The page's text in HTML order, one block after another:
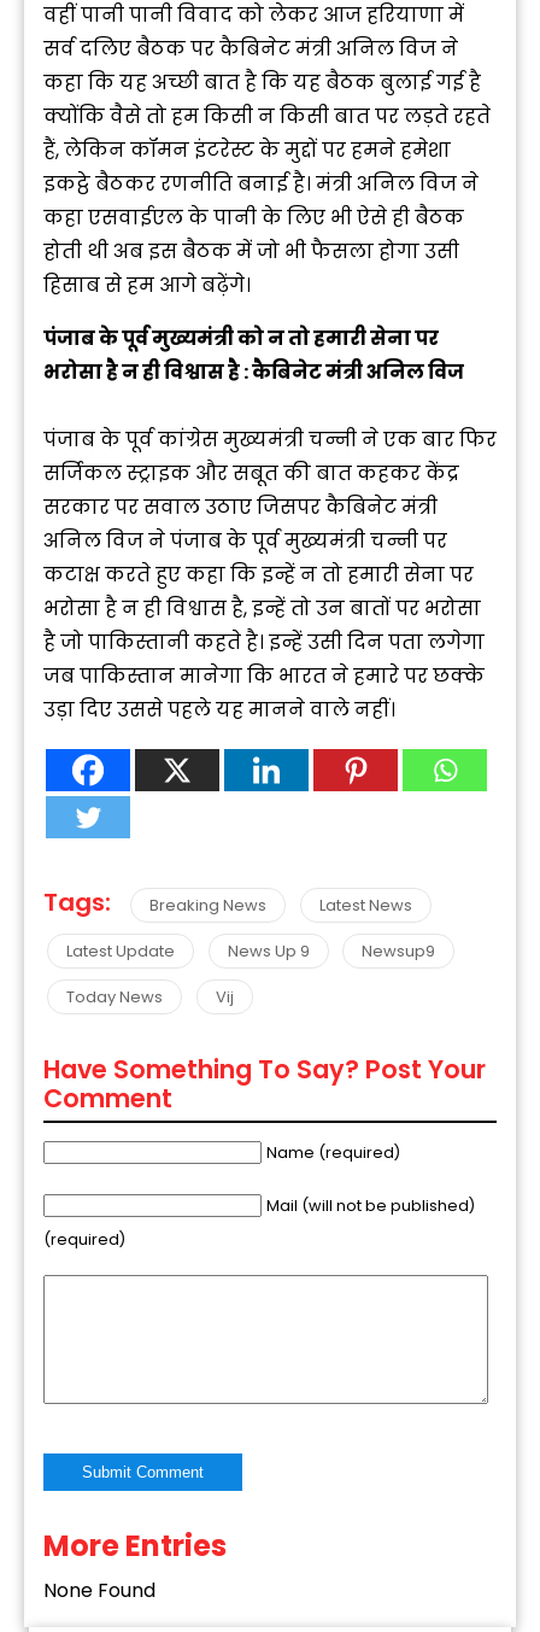
वहीं पानी पानी विवाद को लेकर आज हरियाणा में
सर्व दलिए बैठक पर कैबिनेट मंत्री अनिल विज ने
कहा कि यह अच्छी बात है कि यह बैठक बुलाई गई है
क्योंकि वैसे तो हम किसी न किसी बात पर लड़ते रहते
हैं, लेकिन कॉमन इंटरेस्ट के मुद्दों पर हमने हमेशा
इकट्ठे बैठकर रणनीति बनाई है। मंत्री अनिल विज ने
कहा एसवाईएल के पानी के लिए भी ऐसे ही बैठक
होती थी अब इस बैठक में जो भी फैसला होगा उसी
हिसाब से हम आगे बढ़ेंगे।
पंजाब के पूर्व मुख्यमंत्री को न तो हमारी सेना पर
भरोसा है न ही विश्वास है : कैबिनेट मंत्री अनिल विज
पंजाब के पूर्व कांग्रेस मुख्यमंत्री चन्नी ने एक बार फिर
सर्जिकल स्ट्राइक और सबूत की बात कहकर केंद्र
सरकार पर सवाल उठाए जिसपर कैबिनेट मंत्री
अनिल विज ने पंजाब के पूर्व मुख्यमंत्री चन्नी पर
कटाक्ष करते हुए कहा कि इन्हें न तो हमारी सेना पर
भरोसा है न ही विश्वास है, इन्हें तो उन बातों पर भरोसा
है जो पाकिस्तानी कहते है। इन्हें उसी दिन पता लगेगा
जब पाकिस्तान मानेगा कि भारत ने हमारे पर छक्के
उड़ा दिए उससे पहले यह मानने वाले नहीं।
Tags: Breaking News
Latest News
Latest Update
News Up 9
Newsup9
Today News
Vij
Have Something To Say? Post Your
Comment
Name (required)
Mail (will not be published)
(required)
Alternative:
More Entries
None Found